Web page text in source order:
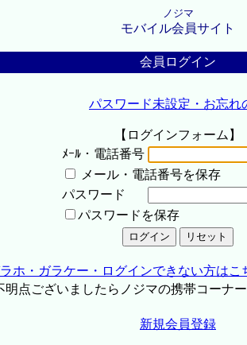
ノジマ
モバイル会員サイト
会員ログイン
パスワード未設定・お忘れ
【ログインフォーム】
ﾒｰﾙ・電話番号
メール・電話番号を保存
パスワード
パスワードを保存
ホ・ガラケー・ログインできない方はこ
点ございましたらノジマの携帯コーナー
新規会員登録